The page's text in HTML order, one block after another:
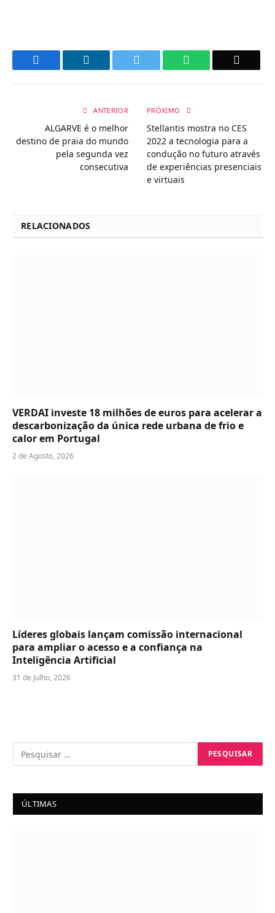
WhatsApp
ANTERIOR
ALGARVE é o melhor
destino de praia do mundo
pela segunda vez
consecutiva
PRÓXIMO
Stellantis mostra no CES
2022 a tecnologia para a
condução no futuro através
de experiências presenciais
e virtuais
RELACIONADOS
VERDAI investe 18 milhões de euros para acelerar a
descarbonização da única rede urbana de frio e
calor em Portugal
2 de Agosto, 2026
Líderes globais lançam comissão internacional
para ampliar o acesso e a confiança na
Inteligência Artificial
31 de Julho, 2026
ÚLTIMAS